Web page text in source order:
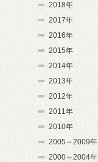
2018年
2017年
2016年
2015年
2014年
2013年
2012年
2011年
2010年
2005～2009年
2000～2004年